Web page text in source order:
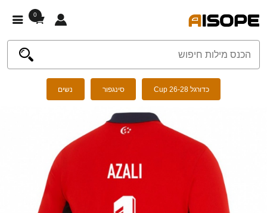
0
כדורגל Cup 26-28 סינגפור נשים